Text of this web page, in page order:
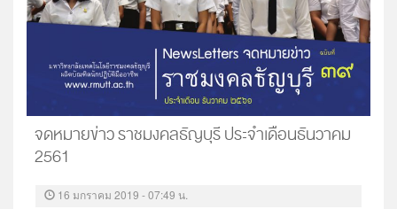
จดหมายข่าว ราชมงคลธัญบุรี ประจำเดือนธันวาคม
2561
16 มกราคม 2019 - 07:49 น.